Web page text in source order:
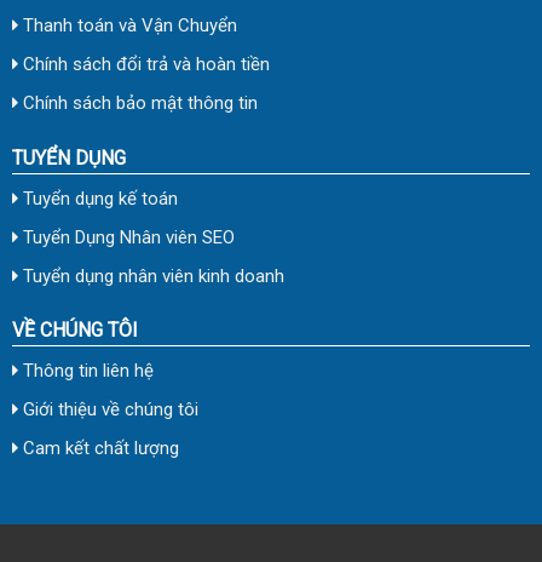
Thanh toán và Vận Chuyển
Chính sách đổi trả và hoàn tiền
Chính sách bảo mật thông tin
TUYỂN DỤNG
Tuyển dụng kế toán
Tuyển Dụng Nhân viên SEO
Tuyển dụng nhân viên kinh doanh
VỀ CHÚNG TÔI
Thông tin liên hệ
Giới thiệu về chúng tôi
Cam kết chất lượng